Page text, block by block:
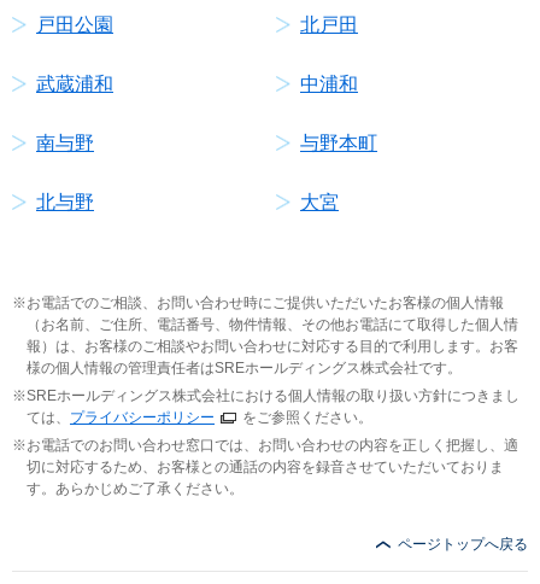
戸田公園 北戸田
武蔵浦和 中浦和
南与野 与野本町
北与野 大宮
お電話でのご相談、お問い合わせ時にご提供いただいたお客様の個人情報
（お名前、ご住所、電話番号、物件情報、その他お電話にて取得した個人情
報）は、お客様のご相談やお問い合わせに対応する目的で利用します。お客
様の個人情報の管理責任者はSREホールディングス株式会社です。
SREホールディングス株式会社における個人情報の取り扱い方針につきまし
ては、 プライバシーポリシー
をご参照ください。
お電話でのお問い合わせ窓口では、お問い合わせの内容を正しく把握し、適
切に対応するため、お客様との通話の内容を録音させていただいておりま
す。あらかじめご了承ください。
ページトップへ戻る